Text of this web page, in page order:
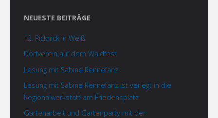
NEUESTE BEITRÄGE
12. Picknick in Weiß
Dorfverein auf dem Waldfest
Lesung mit Sabine Rennefanz
Lesung mit Sabine Rennefanz ist verlegt in die
Regionalwerkstatt am Friedensplatz
Gartenarbeit und Gartenparty mit der